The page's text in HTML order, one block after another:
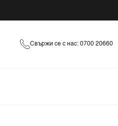
Свържи се с нас: 0700 20660